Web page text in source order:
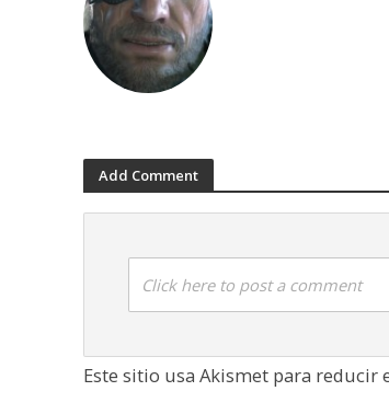
Add Comment
Click here to post a comment
Este sitio usa Akismet para reducir